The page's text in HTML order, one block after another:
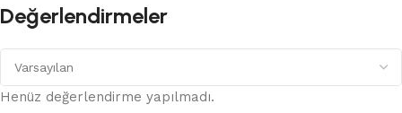
Değerlendirmeler
Henüz değerlendirme yapılmadı.